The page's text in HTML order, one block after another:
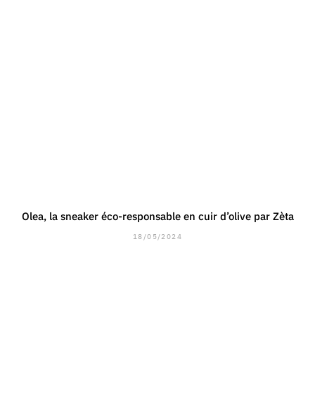
Olea, la sneaker éco-responsable en cuir d’olive par Zèta
18/05/2024